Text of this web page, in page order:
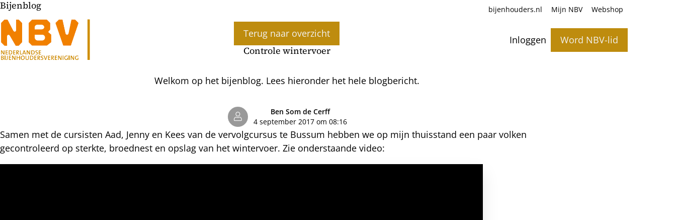
Inloggen Word NBV-lid
bijenhouders.nl Mijn NBV Webshop
Bijenblog
Terug naar overzicht
Controle wintervoer
Welkom op het bijenblog. Lees hieronder het hele blogbericht.
Ben Som de Cerff
4 september 2017 om 08:16
Samen met de cursisten Aad, Jenny en Kees van de vervolgcursus te Bussum hebben we op mijn thuisstand een paar volken
gecontroleerd op sterkte, broednest en opslag van het wintervoer. Zie onderstaande video: